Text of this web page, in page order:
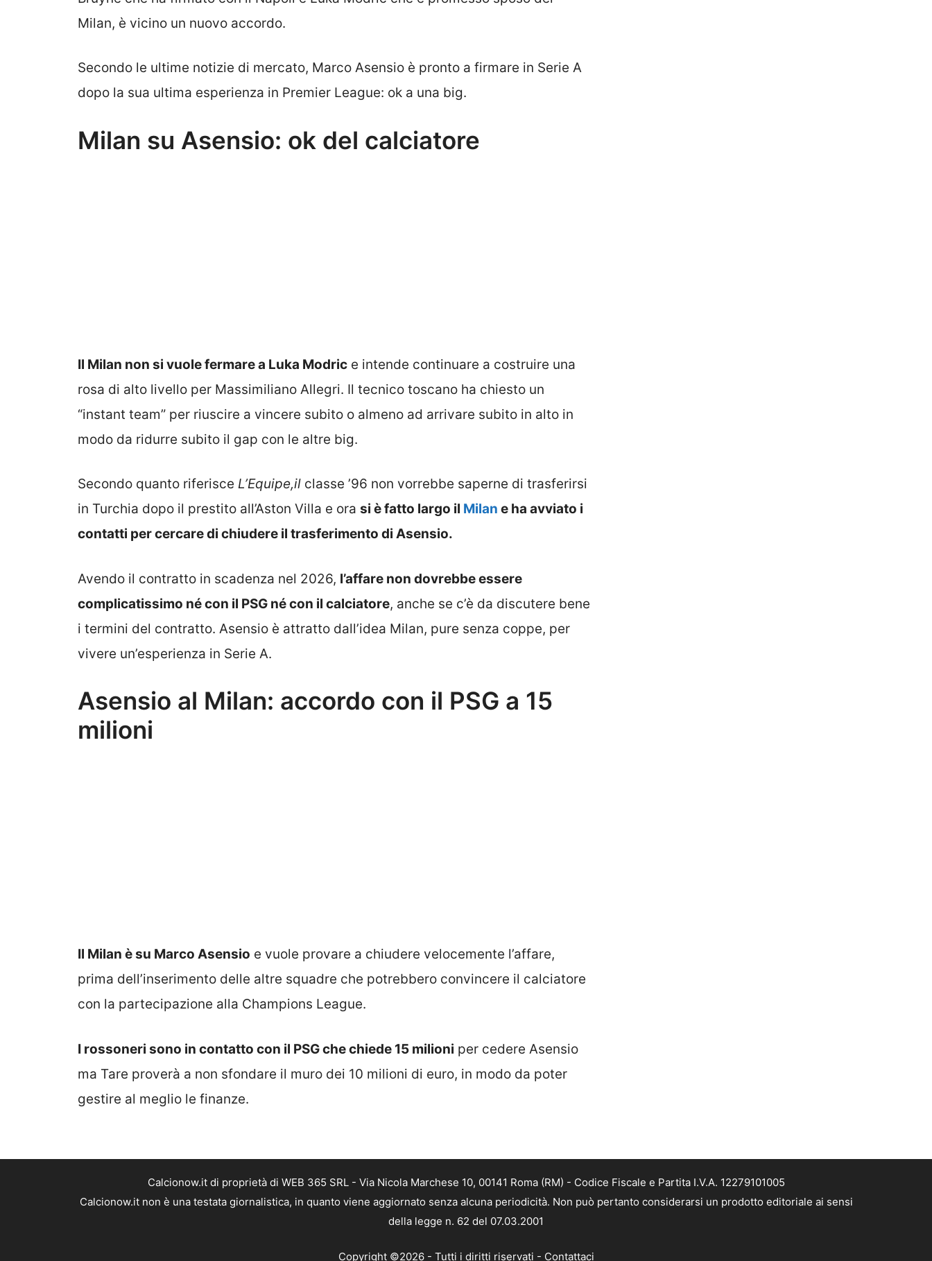
Milan, è vicino un nuovo accordo.
Secondo le ultime notizie di mercato, Marco Asensio è pronto a firmare in Serie A
dopo la sua ultima esperienza in Premier League: ok a una big.
Milan su Asensio: ok del calciatore
Il Milan non si vuole fermare a Luka Modric e intende continuare a costruire una
rosa di alto livello per Massimiliano Allegri. Il tecnico toscano ha chiesto un
“instant team” per riuscire a vincere subito o almeno ad arrivare subito in alto in
modo da ridurre subito il gap con le altre big.
Secondo quanto riferisce L’Equipe,il classe ’96 non vorrebbe saperne di trasferirsi
in Turchia dopo il prestito all’Aston Villa e ora si è fatto largo il Milan e ha avviato i
contatti per cercare di chiudere il trasferimento di Asensio.
Avendo il contratto in scadenza nel 2026, l’affare non dovrebbe essere
complicatissimo né con il PSG né con il calciatore, anche se c’è da discutere bene
i termini del contratto. Asensio è attratto dall’idea Milan, pure senza coppe, per
vivere un’esperienza in Serie A.
Asensio al Milan: accordo con il PSG a 15
milioni
Il Milan è su Marco Asensio e vuole provare a chiudere velocemente l’affare,
prima dell’inserimento delle altre squadre che potrebbero convincere il calciatore
con la partecipazione alla Champions League.
I rossoneri sono in contatto con il PSG che chiede 15 milioni per cedere Asensio
ma Tare proverà a non sfondare il muro dei 10 milioni di euro, in modo da poter
gestire al meglio le finanze.
Calcionow.it di proprietà di WEB 365 SRL - Via Nicola Marchese 10, 00141 Roma (RM) - Codice Fiscale e Partita I.V.A. 12279101005
Calcionow.it non è una testata giornalistica, in quanto viene aggiornato senza alcuna periodicità. Non può pertanto considerarsi un prodotto editoriale ai sensi
della legge n. 62 del 07.03.2001
Copyright ©2026 - Tutti i diritti riservati - Contattaci